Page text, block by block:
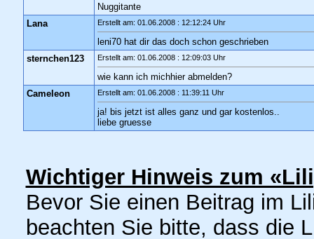
Nuggitante
Lana
Erstellt am: 01.06.2008 : 12:12:24 Uhr
leni70 hat dir das doch schon geschrieben
sternchen123
Erstellt am: 01.06.2008 : 12:09:03 Uhr
wie kann ich michhier abmelden?
Cameleon
Erstellt am: 01.06.2008 : 11:39:11 Uhr
ja! bis jetzt ist alles ganz und gar kostenlos..
liebe gruesse
Wichtiger Hinweis zum
Bevor Sie einen Beitrag im
beachten Sie bitte, dass die